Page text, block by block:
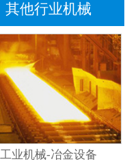
其他行业机械
工业机械-冶金设备